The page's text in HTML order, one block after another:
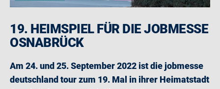
19. HEIMSPIEL FÜR DIE JOBMESSE
OSNABRÜCK
Am 24. und 25. September 2022 ist die jobmesse
deutschland tour zum 19. Mal in ihrer Heimatstadt